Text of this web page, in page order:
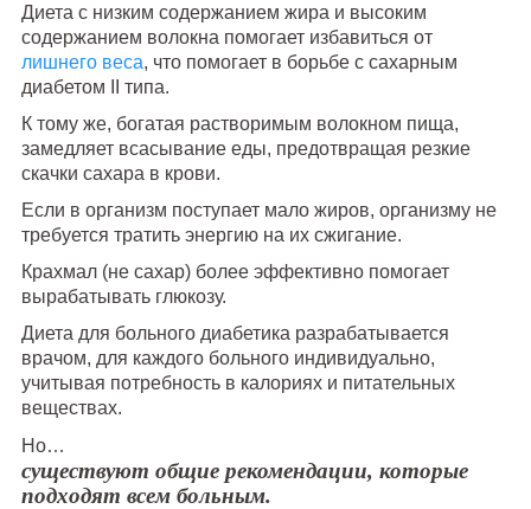
Диета с низким содержанием жира и высоким
содержанием волокна помогает избавиться от
лишнего веса, что помогает в борьбе с сахарным
диабетом II типа.
К тому же, богатая растворимым волокном пища,
замедляет всасывание еды, предотвращая резкие
скачки сахара в крови.
Если в организм поступает мало жиров, организму не
требуется тратить энергию на их сжигание.
Крахмал (не сахар) более эффективно помогает
вырабатывать глюкозу.
Диета для больного диабетика разрабатывается
врачом, для каждого больного индивидуально,
учитывая потребность в калориях и питательных
веществах.
Но…
существуют общие рекомендации, которые
подходят всем больным.